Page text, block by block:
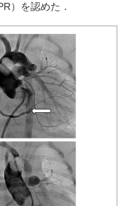
）を認めた．